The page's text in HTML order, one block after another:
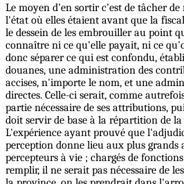
Le moyen d'en sortir c'est de tâcher de
l'état où elles étaient avant que la
le dessein de les embrouiller au point
connaître ni ce qu'elle payait, ni ce
donc séparer ce qui est confondu,
douanes, une administration des
accises, n'importe le nom, et une
directes. Celle-ci serait, comme
partie nécessaire de ses attributions,
doit servir de base à la répartition de
L'expérience ayant prouvé que
perception donne lieu aux plus grands
percepteurs à vie ; chargés de
remplir, il ne serait pas nécessaire de